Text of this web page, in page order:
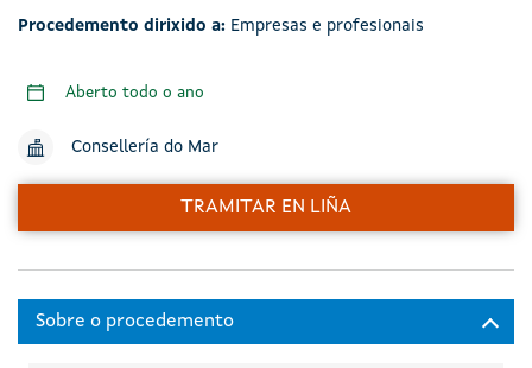
Procedemento dirixido a: Empresas e profesionais
Aberto todo o ano
Consellería do Mar
TRAMITAR EN LIÑA